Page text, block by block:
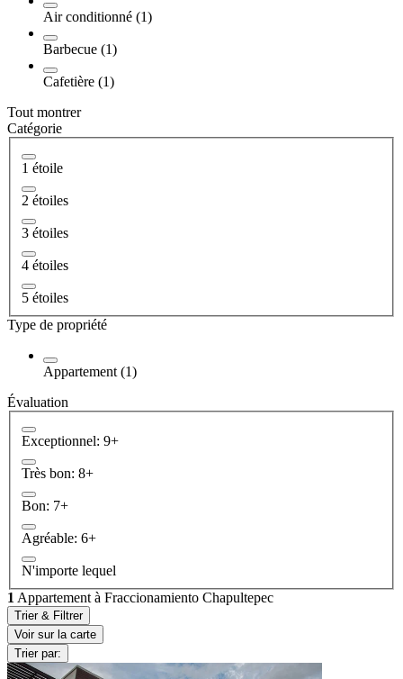
Air conditionné (1)
Barbecue (1)
Cafetière (1)
Tout montrer
Catégorie
1 étoile
2 étoiles
3 étoiles
4 étoiles
5 étoiles
Type de propriété
Appartement (1)
Évaluation
Exceptionnel: 9+
Très bon: 8+
Bon: 7+
Agréable: 6+
N'importe lequel
1 Appartement à Fraccionamiento Chapultepec
Trier & Filtrer
Voir sur la carte
Trier par: